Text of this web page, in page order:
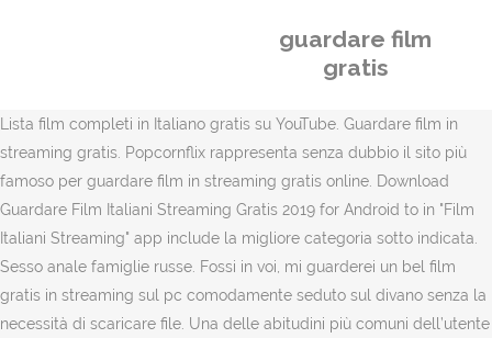
guardare film
gratis
Lista film completi in Italiano gratis su YouTube. Guardare film in
streaming gratis. Popcornflix rappresenta senza dubbio il sito più
famoso per guardare film in streaming gratis online. Download
Guardare Film Italiani Streaming Gratis 2019 for Android to in "Film
Italiani Streaming" app include la migliore categoria sotto indicata.
Sesso anale famiglie russe. Fossi in voi, mi guarderei un bel film
gratis in streaming sul pc comodamente seduto sul divano senza la
necessità di scaricare file. Una delle abitudini più comuni dell’utente